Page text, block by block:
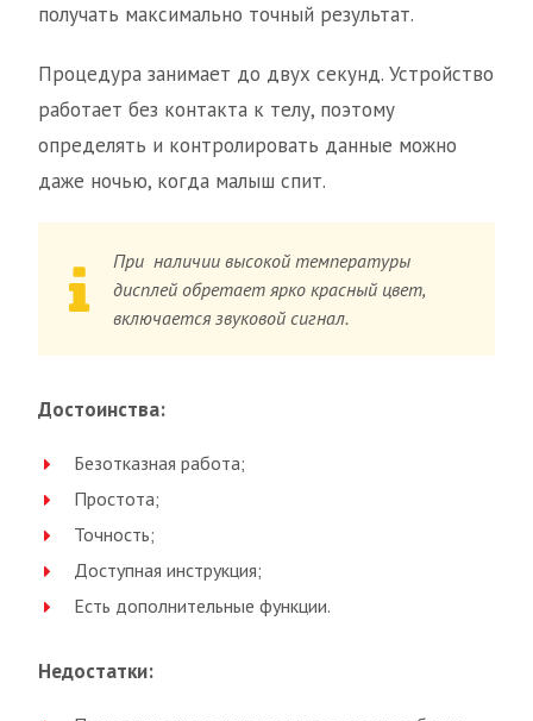
получать максимально точный результат.
Процедура занимает до двух секунд. Устройство
работает без контакта к телу, поэтому
определять и контролировать данные можно
даже ночью, когда малыш спит.
При наличии высокой температуры
дисплей обретает ярко красный цвет,
включается звуковой сигнал.
Достоинства:
Безотказная работа;
Простота;
Точность;
Доступная инструкция;
Есть дополнительные функции.
Недостатки: